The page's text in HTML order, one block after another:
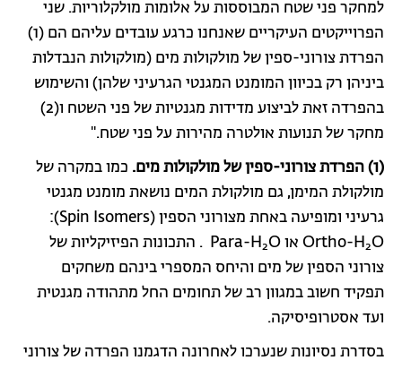
למחקר פני שטח המבוססות על אלומות מולקלוריות. שני
הפרוייקטים העיקריים שאנחנו כרגע עובדים עליהם הם (1)
הפרדת צורוני-ספין של מולקולות מים (מולקולות הנבדלות
ביניהן רק בכיוון המומנט המגנטי הגרעיני שלהן) והשימוש
בהפרדה זאת לביצוע מדידות מגנטיות של פני השטח ו(2)
מחקר של תנועות אולטרה מהירות על פני שטח."
(1) הפרדת צורוני-ספין של מולקולות מים.
כמו במקרה של
מולקולת המימן, גם מולקולת המים נושאת מומנט מגנטי
גרעיני ומופיעה באחת מצורוני הספין (Spin Isomers):
Ortho-H 2O או Para-H 2
O . התכונות הפיזיקליות של
צורוני הספין של מים והיחס המספרי בינהם משחקים
תפקיד חשוב במגוון רב של תחומים החל מתהודה מגנטית
ועד אסטרופיסיקה.
בסדרת נסיונות שנערכו לאחרונה הדגמנו הפרדה של צורוני